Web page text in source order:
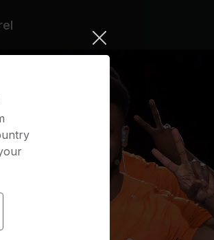
Jetzt Peloton App kostenlos testen